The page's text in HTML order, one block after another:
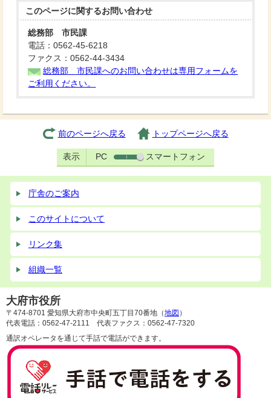
このページに関するお問い合わせ
総務部 市民課
電話：0562-45-6218
ファクス：0562-44-3434
総務部 市民課へのお問い合わせは専用フォームを
ご利用ください。
前のページへ戻る トップページへ戻る
表示 PC スマートフォン
庁舎のご案内
このサイトについて
リンク集
組織一覧
大府市役所
〒474-8701 愛知県大府市中央町五丁目70番地（地図 ）
代表電話：0562-47-2111 代表ファクス：0562-47-7320
通訳オペレータを通じて手話で電話ができます。